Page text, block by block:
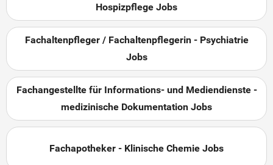
Hospizpflege Jobs
Fachaltenpfleger / Fachaltenpflegerin - Psychiatrie
Jobs
Fachangestellte für Informations- und Mediendienste -
medizinische Dokumentation Jobs
Fachapotheker - Klinische Chemie Jobs